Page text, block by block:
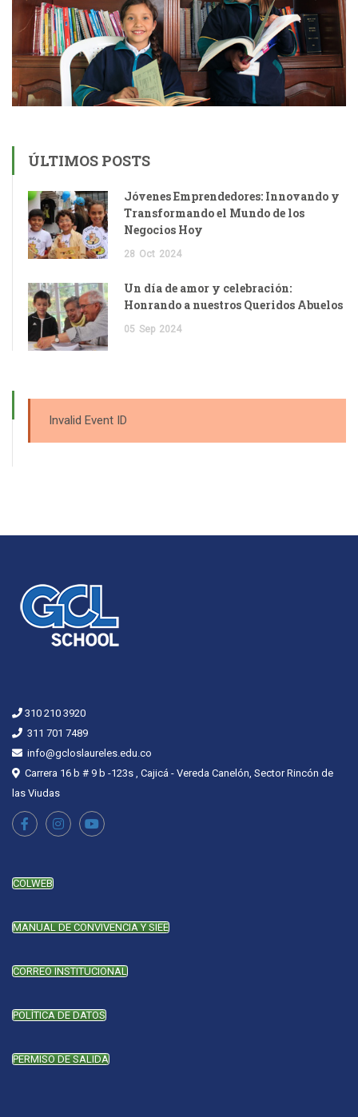
ÚLTIMOS POSTS
Jóvenes Emprendedores: Innovando y
Transformando el Mundo de los
Negocios Hoy
28 Oct 2024
Un día de amor y celebración:
Honrando a nuestros Queridos Abuelos
05 Sep 2024
Invalid Event ID
310 210 3920
311 701 7489
info@gcloslaureles.edu.co
Carrera 16 b # 9 b -123s , Cajicá - Vereda Canelón, Sector Rincón de
las Viudas
COLWEB
MANUAL DE CONVIVENCIA Y SIEE
CORREO INSTITUCIONAL
POLÍTICA DE DATOS
PERMISO DE SALIDA